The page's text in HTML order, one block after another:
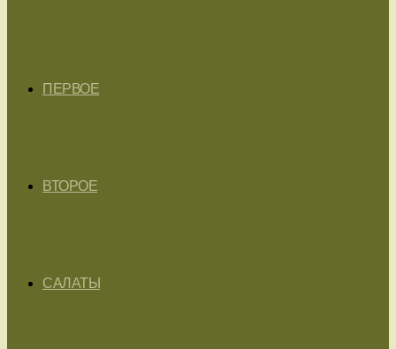
ПЕРВОЕ
ВТОРОЕ
САЛАТЫ